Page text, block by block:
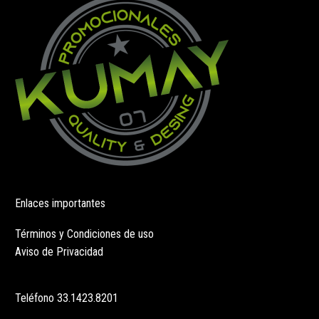
elegir
en
la
página
de
producto
Enlaces importantes
Términos y Condiciones de uso
Aviso de Privacidad
Teléfono 33.1423.8201